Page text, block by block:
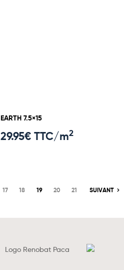
EARTH 7.5×15
29.95€ TTC/m2
17 18 19 20 21 SUIVANT